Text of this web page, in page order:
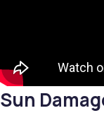
Sun